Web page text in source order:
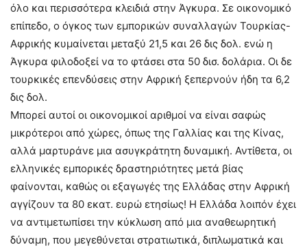
όλο και περισσότερα κλειδιά στην Άγκυρα. Σε οικονομικό
επίπεδο, ο όγκος των εμπορικών συναλλαγών Τουρκίας-
Αφρικής κυμαίνεται μεταξύ 21,5 και 26 δις δολ. ενώ η
Άγκυρα φιλοδοξεί να το φτάσει στα 50 δισ. δολάρια. Οι δε
τουρκικές επενδύσεις στην Αφρική ξεπερνούν ήδη τα 6,2
δις δολ.
Μπορεί αυτοί οι οικονομικοί αριθμοί να είναι σαφώς
μικρότεροι από χώρες, όπως της Γαλλίας και της Κίνας,
αλλά μαρτυράνε μια ασυγκράτητη δυναμική. Αντίθετα, οι
ελληνικές εμπορικές δραστηριότητες μετά βίας
φαίνονται, καθώς οι εξαγωγές της Ελλάδας στην Αφρική
αγγίζουν τα 80 εκατ. ευρώ ετησίως! Η Ελλάδα λοιπόν έχει
να αντιμετωπίσει την κύκλωση από μια αναθεωρητική
δύναμη, που μεγεθύνεται στρατιωτικά, διπλωματικά και